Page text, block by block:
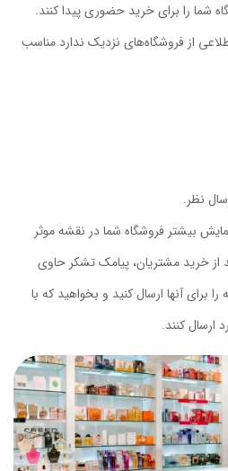
شما را برای خرید حضوری پیدا کنند.
از فروشگاه‌های نزدیک ندارد مناسب
نظر.
بیشتر فروشگاه شما در نقشه موثر
از خرید مشتریان، پیامک تشکر حاوی
برای آنها ارسال کنید و بخواهید که با
ارسال کنند.